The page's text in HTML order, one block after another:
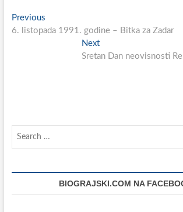
Navigacija
objava
PreviousPrevious
post:
6. listopada 1991. godine – Bitka za Zadar
NextNext
post:
Sretan Dan neovisnosti
BIOGRAJSKI.COM NA